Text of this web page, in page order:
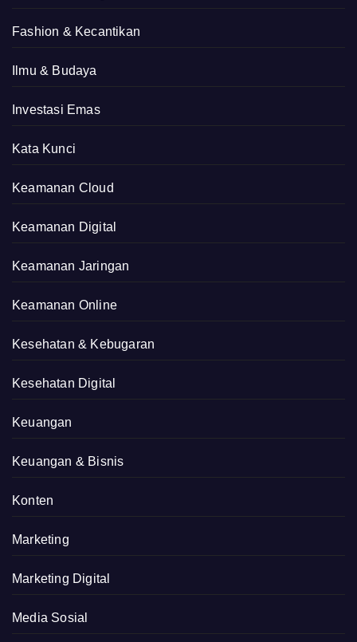
Fashion & Kecantikan
Ilmu & Budaya
Investasi Emas
Kata Kunci
Keamanan Cloud
Keamanan Digital
Keamanan Jaringan
Keamanan Online
Kesehatan & Kebugaran
Kesehatan Digital
Keuangan
Keuangan & Bisnis
Konten
Marketing
Marketing Digital
Media Sosial